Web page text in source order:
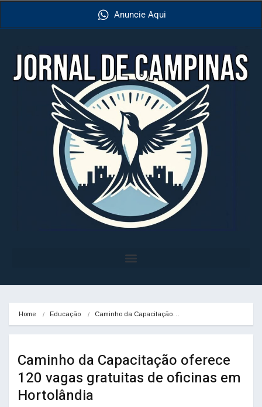
Anuncie Aqui
Home Educação Caminho da Capacitação…
Caminho da Capacitação oferece
120 vagas gratuitas de oficinas em
Hortolândia